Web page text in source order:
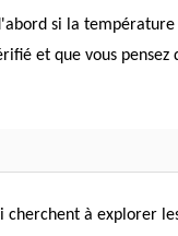
si la
et que vous
à explorer